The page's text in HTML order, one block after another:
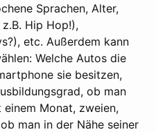
Sprachen, Alter,
Hip Hop!),
etc. Außerdem kann
Welche Autos die
sie besitzen,
ob man
Monat, zweien,
man in der Nähe seiner